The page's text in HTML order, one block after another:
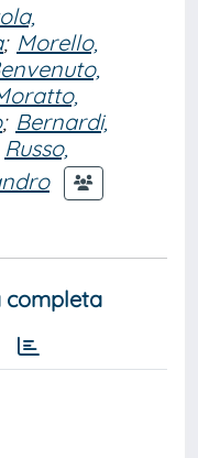
; Morello,
; Bernardi,
Russo,
completa